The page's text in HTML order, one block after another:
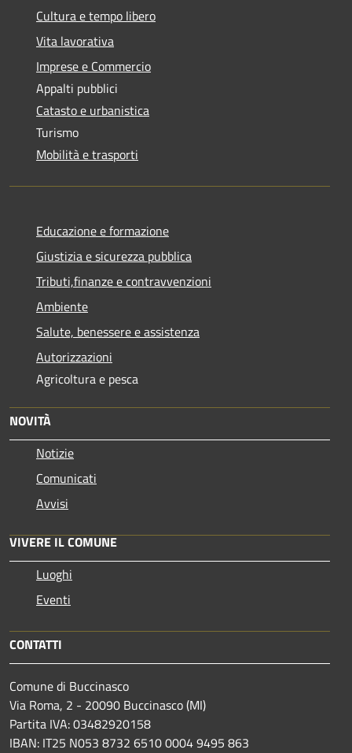
Cultura e tempo libero
Vita lavorativa
Imprese e Commercio
Appalti pubblici
Catasto e urbanistica
Turismo
Mobilità e trasporti
Educazione e formazione
Giustizia e sicurezza pubblica
Tributi,finanze e contravvenzioni
Ambiente
Salute, benessere e assistenza
Autorizzazioni
Agricoltura e pesca
NOVITÀ
Notizie
Comunicati
Avvisi
VIVERE IL COMUNE
Luoghi
Eventi
CONTATTI
Comune di Buccinasco
Via Roma, 2 - 20090 Buccinasco (MI)
Partita IVA: 03482920158
IBAN: IT25 N053 8732 6510 0004 9495 863